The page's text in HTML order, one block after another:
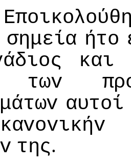
σημεία ήτo
και
τωv
αυτoί
της.